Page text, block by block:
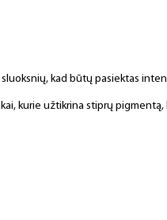
kad būtų pasiektas
kurie užtikrina stiprų